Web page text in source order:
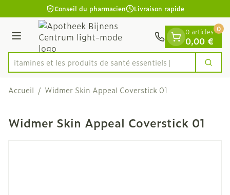
Aller au contenu
1 de 1
Conseil du pharmacien Livraison rapide
Menu
Rechercher
vitamines et les produits de santé essentiels
0 articles
0,00 €
0
Accueil / Widmer Skin Appeal Coverstick 01
Widmer Skin Appeal Coverstick 01